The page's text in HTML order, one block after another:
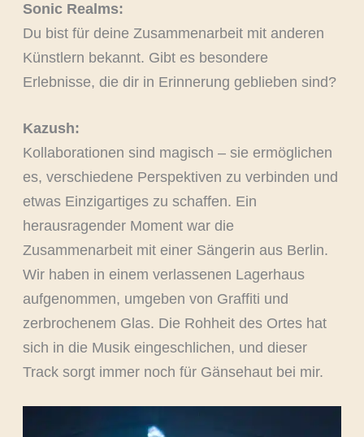
Sonic Realms:
Du bist für deine Zusammenarbeit mit anderen
Künstlern bekannt. Gibt es besondere
Erlebnisse, die dir in Erinnerung geblieben sind?
Kazush:
Kollaborationen sind magisch – sie ermöglichen
es, verschiedene Perspektiven zu verbinden und
etwas Einzigartiges zu schaffen. Ein
herausragender Moment war die
Zusammenarbeit mit einer Sängerin aus Berlin.
Wir haben in einem verlassenen Lagerhaus
aufgenommen, umgeben von Graffiti und
zerbrochenem Glas. Die Rohheit des Ortes hat
sich in die Musik eingeschlichen, und dieser
Track sorgt immer noch für Gänsehaut bei mir.